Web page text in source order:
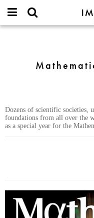
IMAGINARY
open
새로운
Planet
Dozens of scientific societies,
foundations from all over the
as a special year for the